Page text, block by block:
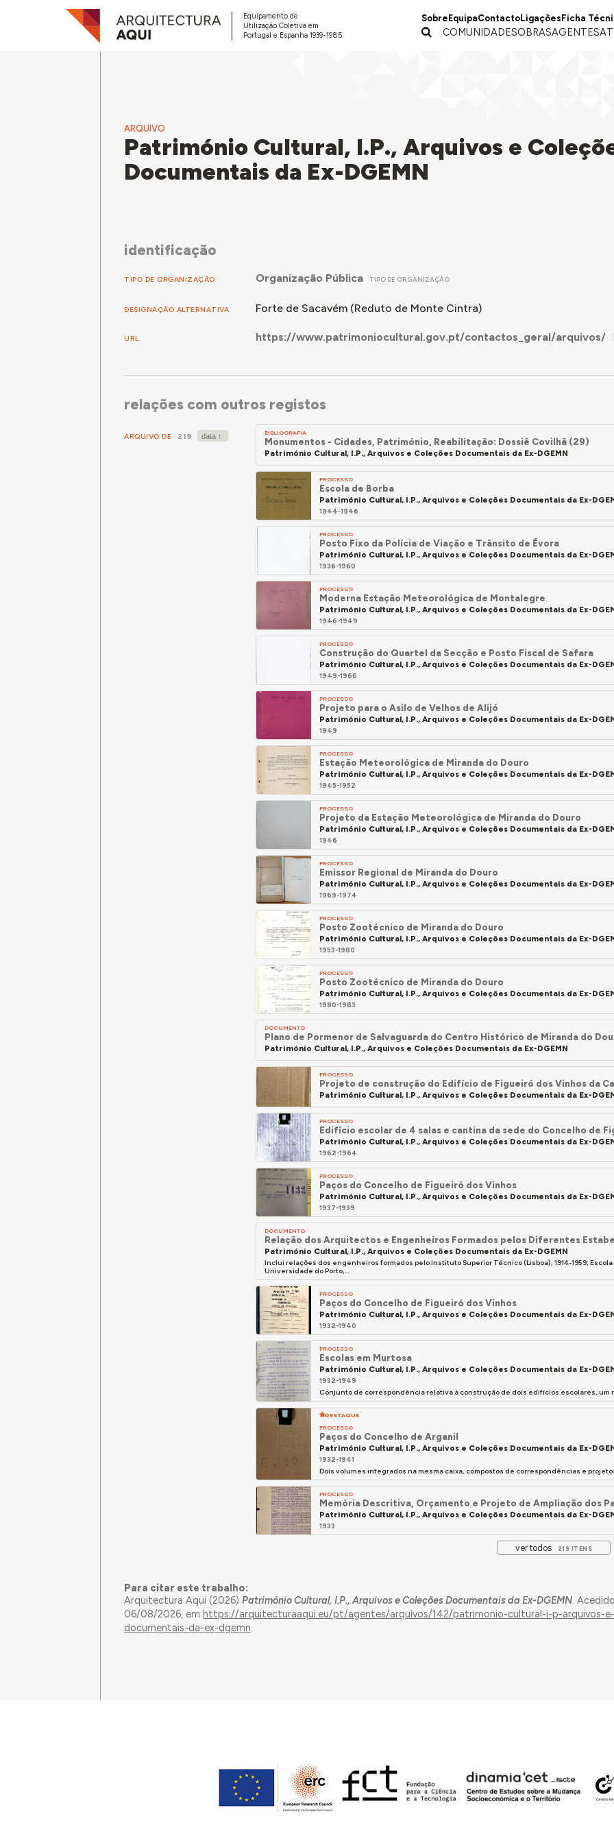
Equipamento de
Utilização Coletiva em
Portugal e Espanha 1939-1985
Sobre EquipaContactoLigações Ficha
COMUNIDADESOBRASAGENTES
ARQUIVO
Património Cultural, I.P., Arquivos e
Documentais da Ex-DGEMN
identificação
TIPO DE ORGANIZAÇÃO Organização Pública TIPO DE ORGANIZAÇÃO
DESIGNAÇÃO ALTERNATIVA Forte de Sacavém (Reduto de Monte Cintra)
URL https://www.patrimoniocultural.gov.pt/contactos_geral/arquivos/
relações com outros registos
ARQUIVO DE 219 BIBLIOGRAFIA
Monumentos - Cidades, Património, Reabilitação: Dossiê Covilhã (29)
Património Cultural, I.P., Arquivos e Coleções Documentais da Ex-DGEMN
PROCESSO
Escola de Borba
Património Cultural, I.P., Arquivos e Coleções Documentais da Ex-
1944-1946
PROCESSO
Posto Fixo da Polícia de Viação e Trânsito de Évora
Património Cultural, I.P., Arquivos e Coleções Documentais da Ex-
1936-1960
PROCESSO
Moderna Estação Meteorológica de Montalegre
Património Cultural, I.P., Arquivos e Coleções Documentais da Ex-
1946-1949
PROCESSO
Construção do Quartel da Secção e Posto Fiscal de Safara
Património Cultural, I.P., Arquivos e Coleções Documentais da Ex-
1949-1966
PROCESSO
Projeto para o Asilo de Velhos de Alijó
Património Cultural, I.P., Arquivos e Coleções Documentais da Ex-
1949
PROCESSO
Estação Meteorológica de Miranda do Douro
Património Cultural, I.P., Arquivos e Coleções Documentais da Ex-
1945-1952
PROCESSO
Projeto da Estação Meteorológica de Miranda do Douro
Património Cultural, I.P., Arquivos e Coleções Documentais da Ex-
1946
PROCESSO
Emissor Regional de Miranda do Douro
Património Cultural, I.P., Arquivos e Coleções Documentais da Ex-
1969-1974
PROCESSO
Posto Zootécnico de Miranda do Douro
Património Cultural, I.P., Arquivos e Coleções Documentais da Ex-
1953-1980
PROCESSO
Posto Zootécnico de Miranda do Douro
Património Cultural, I.P., Arquivos e Coleções Documentais da Ex-
1980-1983
DOCUMENTO
Plano de Pormenor de Salvaguarda do Centro Histórico de Miranda do
Património Cultural, I.P., Arquivos e Coleções Documentais da Ex-DGEMN
PROCESSO
Projeto de construção do Edifício de Figueiró dos Vinhos da
Património Cultural, I.P., Arquivos e Coleções Documentais da Ex-
PROCESSO
Edifício escolar de 4 salas e cantina da sede do Concelho de
Património Cultural, I.P., Arquivos e Coleções Documentais da Ex-
1962-1964
PROCESSO
Paços do Concelho de Figueiró dos Vinhos
Património Cultural, I.P., Arquivos e Coleções Documentais da Ex-
1937-1939
DOCUMENTO
Relação dos Arquitectos e Engenheiros Formados pelos Diferentes
Património Cultural, I.P., Arquivos e Coleções Documentais da Ex-DGEMN
Inclui relações dos engenheiros formados pelo Instituto Superior Técnico (Lisboa), 1914-1959;
Universidade do Porto,...
PROCESSO
Paços do Concelho de Figueiró dos Vinhos
Património Cultural, I.P., Arquivos e Coleções Documentais da Ex-
1932-1940
PROCESSO
Escolas em Murtosa
Património Cultural, I.P., Arquivos e Coleções Documentais da Ex-
1932-1949
Conjunto de correspondência relativa à construção de dois edifícios escolares,
DESTAQUE
PROCESSO
Paços do Concelho de Arganil
Património Cultural, I.P., Arquivos e Coleções Documentais da Ex-
1932-1941
Dois volumes integrados na mesma caixa, compostos de correspondências e
PROCESSO
Memória Descritiva, Orçamento e Projeto de Ampliação dos
Património Cultural, I.P., Arquivos e Coleções Documentais da Ex-
1933
ver todos 219 ITENS
Para citar este trabalho:
Arquitectura Aqui (2026)Património Cultural, I.P., Arquivos e Coleções Documentais da Ex-DGEMN.
06/08/2026, emhttps://arquitecturaaqui.eu/pt/agentes/arquivos/142/patrimonio-cultural-i-p-arquivos-
documentais-da-ex-dgemn